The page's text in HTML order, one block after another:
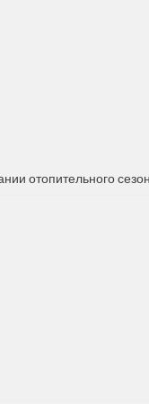
отопительного